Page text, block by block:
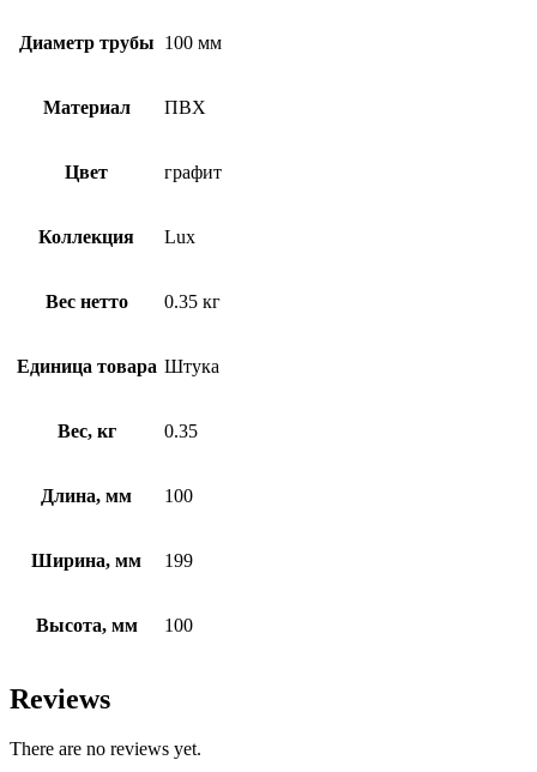
Диаметр трубы 100 мм
Материал ПВХ
Цвет графит
Коллекция Lux
Вес нетто 0.35 кг
Единица товара Штука
Вес, кг 0.35
Длина, мм 100
Ширина, мм 199
Высота, мм 100
Reviews
There are no reviews yet.